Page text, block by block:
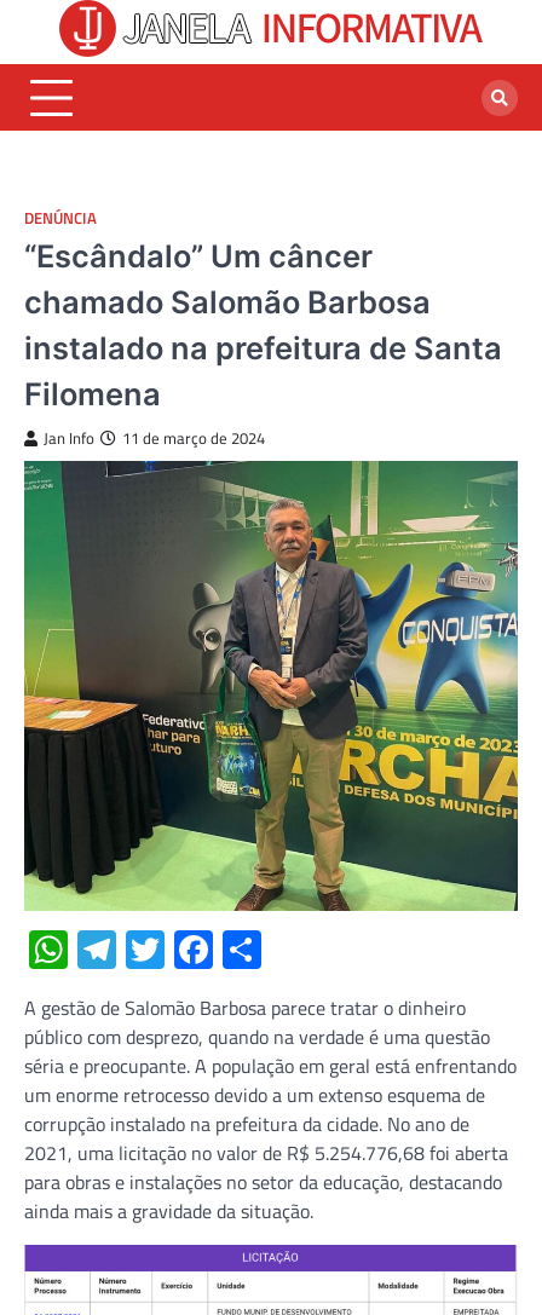
content
DENÚNCIA
“Escândalo” Um câncer
chamado Salomão Barbosa
instalado na prefeitura de Santa
Filomena
Jan Info 11 de março de 2024
WhatsApp
Telegram
TwitterFacebook
A gestão de Salomão Barbosa parece tratar o dinheiro
público com desprezo, quando na verdade é uma questão
séria e preocupante. A população em geral está enfrentando
um enorme retrocesso devido a um extenso esquema de
corrupção instalado na prefeitura da cidade. No ano de
2021, uma licitação no valor de R$ 5.254.776,68 foi aberta
para obras e instalações no setor da educação, destacando
ainda mais a gravidade da situação.